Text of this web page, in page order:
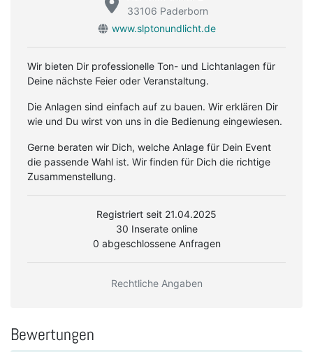
33106 Paderborn
www.slptonundlicht.de
Wir bieten Dir professionelle Ton- und Lichtanlagen für
Deine nächste Feier oder Veranstaltung.
Die Anlagen sind einfach auf zu bauen. Wir erklären Dir
wie und Du wirst von uns in die Bedienung eingewiesen.
Gerne beraten wir Dich, welche Anlage für Dein Event
die passende Wahl ist. Wir finden für Dich die richtige
Zusammenstellung.
Registriert seit 21.04.2025
30 Inserate online
0 abgeschlossene Anfragen
Rechtliche Angaben
Bewertungen